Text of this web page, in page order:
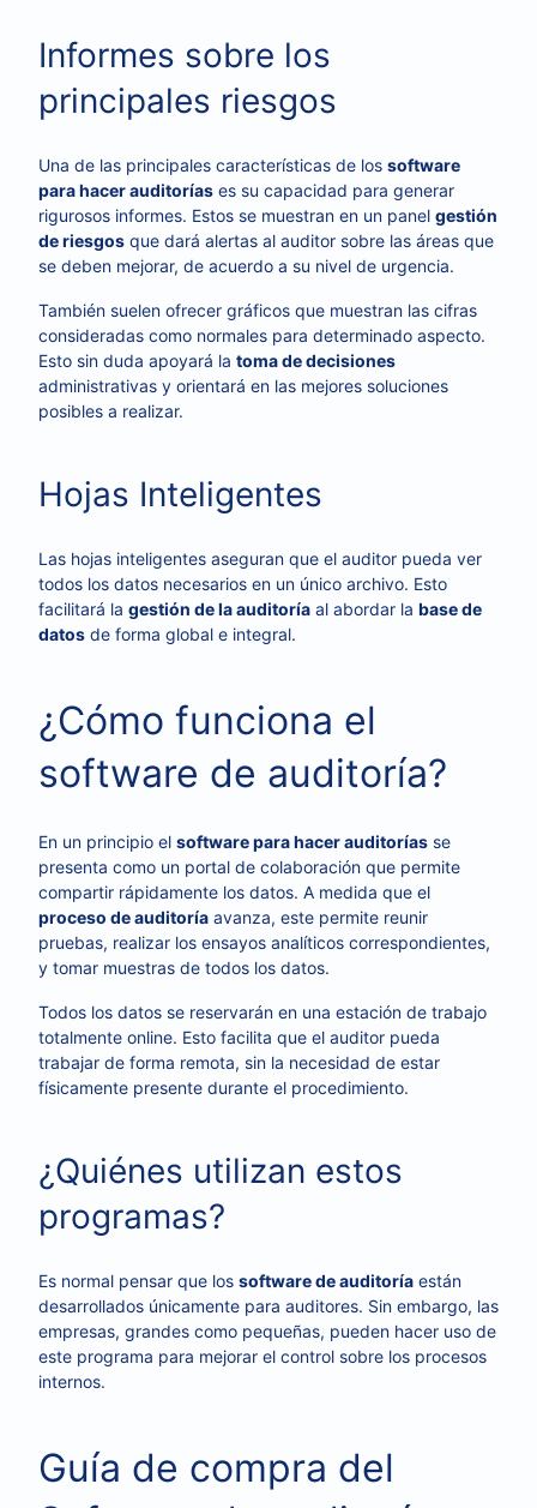
Informes sobre los
principales riesgos
Una de las principales características de los software
para hacer auditorías es su capacidad para generar
rigurosos informes. Estos se muestran en un panel gestión
de riesgos que dará alertas al auditor sobre las áreas que
se deben mejorar, de acuerdo a su nivel de urgencia.
También suelen ofrecer gráficos que muestran las cifras
consideradas como normales para determinado aspecto.
Esto sin duda apoyará la toma de decisiones
administrativas y orientará en las mejores soluciones
posibles a realizar.
Hojas Inteligentes
Las hojas inteligentes aseguran que el auditor pueda ver
todos los datos necesarios en un único archivo. Esto
facilitará la gestión de la auditoría al abordar la base de
datos de forma global e integral.
¿Cómo funciona el
software de auditoría?
En un principio el software para hacer auditorías se
presenta como un portal de colaboración que permite
compartir rápidamente los datos. A medida que el
proceso de auditoría avanza, este permite reunir
pruebas, realizar los ensayos analíticos correspondientes,
y tomar muestras de todos los datos.
Todos los datos se reservarán en una estación de trabajo
totalmente online. Esto facilita que el auditor pueda
trabajar de forma remota, sin la necesidad de estar
físicamente presente durante el procedimiento.
¿Quiénes utilizan estos
programas?
Es normal pensar que los software de auditoría están
desarrollados únicamente para auditores. Sin embargo, las
empresas, grandes como pequeñas, pueden hacer uso de
este programa para mejorar el control sobre los procesos
internos.
Guía de compra del